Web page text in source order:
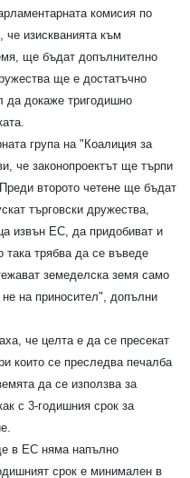
комисия по
изискванията към
ще бъдат допълнително
ще е достатъчно
да докаже тригодишно
група на "Коалиция за
че законопроектът ще търпи
второто четене ще бъдат
търговски дружества,
извън ЕС, да придобиват и
трябва да се въведе
земеделска земя само
не на приносител", допълни
че целта е да се пресекат
които се преследва печалба
да се използва за
с 3-годишния срок за
в ЕС няма напълно
срок е минимален в